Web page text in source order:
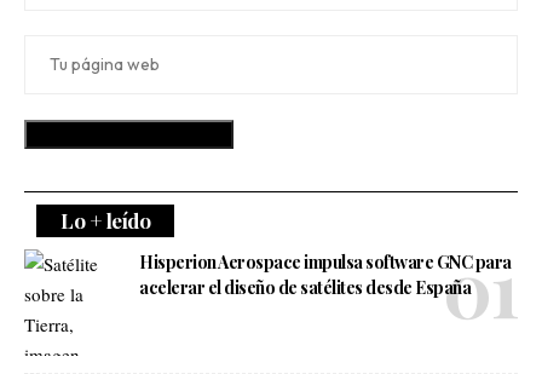
Lo + leído
Hisperion Aerospace impulsa software GNC para
acelerar el diseño de satélites desde España